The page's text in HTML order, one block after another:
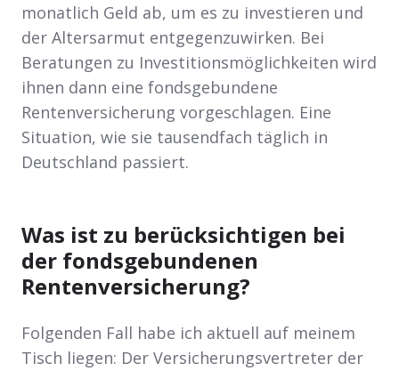
monatlich Geld ab, um es zu investieren und
der Altersarmut entgegenzuwirken. Bei
Beratungen zu Investitionsmöglichkeiten wird
ihnen dann eine fondsgebundene
Rentenversicherung vorgeschlagen. Eine
Situation, wie sie tausendfach täglich in
Deutschland passiert.
Was ist zu berücksichtigen bei
der fondsgebundenen
Rentenversicherung?
Folgenden Fall habe ich aktuell auf meinem
Tisch liegen: Der Versicherungsvertreter der